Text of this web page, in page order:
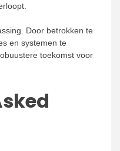
Door betrokken te
en systemen te
toekomst voor